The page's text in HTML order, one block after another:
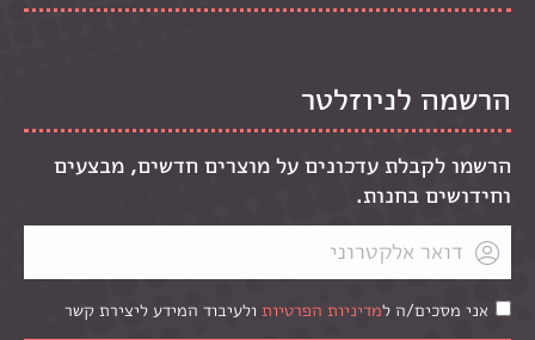
הרשמה לניוזלטר
הרשמו לקבלת עדכונים על מוצרים חדשים, מבצעים
וחידושים בחנות.
אני מסכים/ה למדיניות הפרטיות ולעיבוד המידע ליצירת קשר